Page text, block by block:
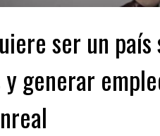
ser un
generar